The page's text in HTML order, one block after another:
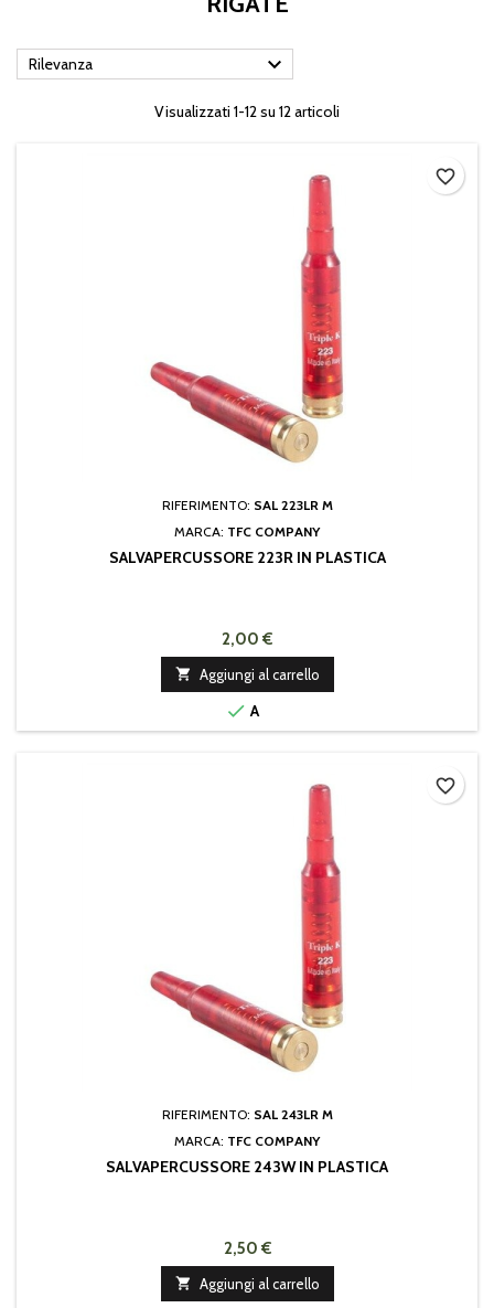
Rilevanza 
Visualizzati 1-12 su 12 articoli
RIFERIMENTO: SAL 223LR M
MARCA: TFC COMPANY
SALVAPERCUSSORE 223R IN PLASTICA
2,00 €
 Aggiungi al carrello
 A
favorite_border
RIFERIMENTO: SAL 243LR M
MARCA: TFC COMPANY
SALVAPERCUSSORE 243W IN PLASTICA
2,50 €
 Aggiungi al carrello
favorite_border